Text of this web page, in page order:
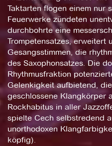
Taktarten flogen einem nur
Feuerwerke zündeten
durchbohrte eine
Trompetensatzes, erweitert
Gesangsstimmen, die
des Saxophonsatzes. Die
Rhythmusfraktion
Gelenkigkeit aufbietend,
geschlossene Klangkörper
Rockhabitus in aller
spielte Cech selbstredend
unorthodoxen
köpfig).